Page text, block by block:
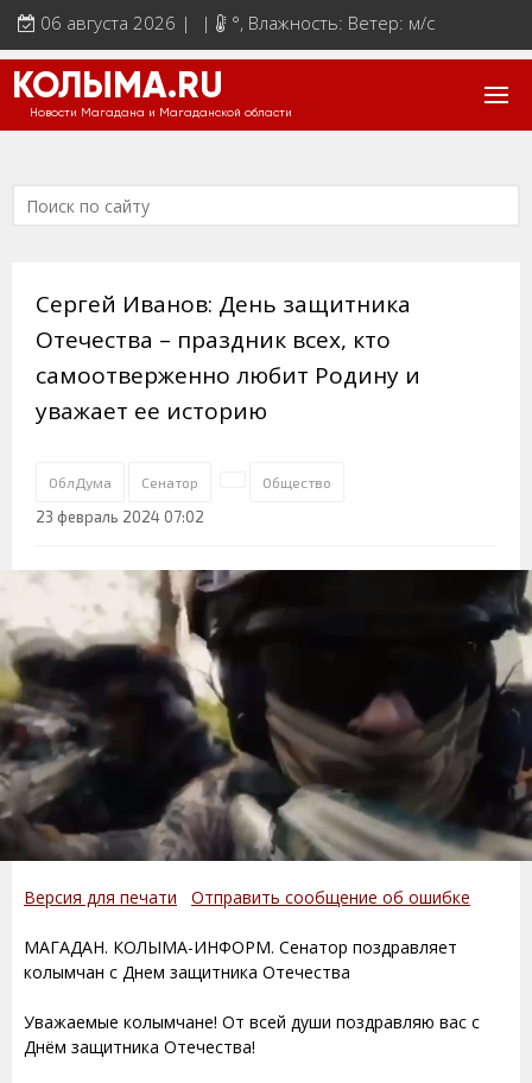
06 августа 2026 | | °, Влажность: Ветер: м/с
КОЛЫМА.RU
Новости Магадана и Магаданской области
Сергей Иванов: День защитника
Отечества – праздник всех, кто
самоотверженно любит Родину и
уважает ее историю
ОблДума Сенатор Общество
23 февраль 2024 07:02
Версия для печати Отправить сообщение об ошибке
МАГАДАН. КОЛЫМА-ИНФОРМ. Сенатор поздравляет
колымчан с Днем защитника Отечества
Уважаемые колымчане! От всей души поздравляю вас с
Днём защитника Отечества!